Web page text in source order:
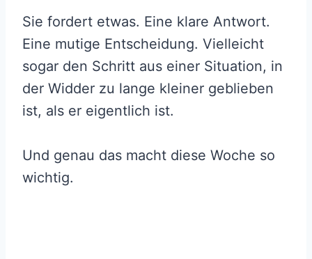
Sie fordert etwas. Eine klare Antwort.
Eine mutige Entscheidung. Vielleicht
sogar den Schritt aus einer Situation, in
der Widder zu lange kleiner geblieben
ist, als er eigentlich ist.
Und genau das macht diese Woche so
wichtig.